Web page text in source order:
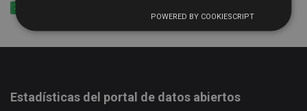
XLSX
Estadísticas del portal de datos abiertos
POWERED BY COOKIESCRIPT